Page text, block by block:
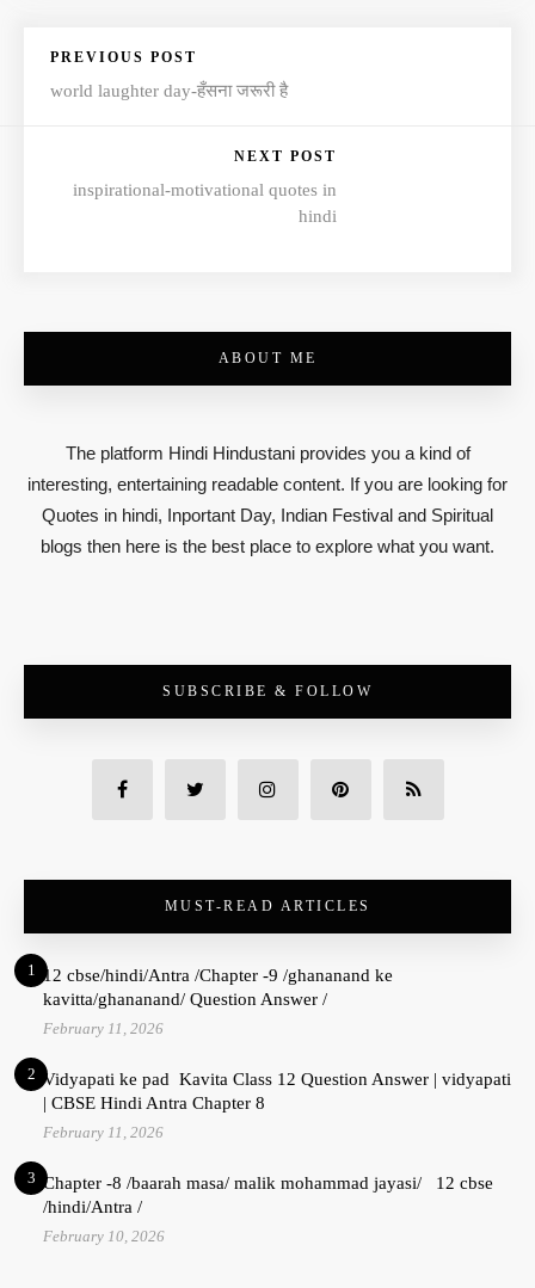
PREVIOUS POST
world laughter day-हँसना जरूरी है
NEXT POST
inspirational-motivational quotes in
hindi
ABOUT ME
The platform Hindi Hindustani provides you a kind of
interesting, entertaining readable content. If you are looking for
Quotes in hindi, Inportant Day, Indian Festival and Spiritual
blogs then here is the best place to explore what you want.
SUBSCRIBE & FOLLOW
MUST-READ ARTICLES
1
12 cbse/hindi/Antra /Chapter -9 /ghananand ke
kavitta/ghananand/ Question Answer /
February 11, 2026
2 Vidyapati ke pad Kavita Class 12 Question Answer | vidyapati
| CBSE Hindi Antra Chapter 8
February 11, 2026
3 Chapter -8 /baarah masa/ malik mohammad jayasi/ 12 cbse
/hindi/Antra /
February 10, 2026